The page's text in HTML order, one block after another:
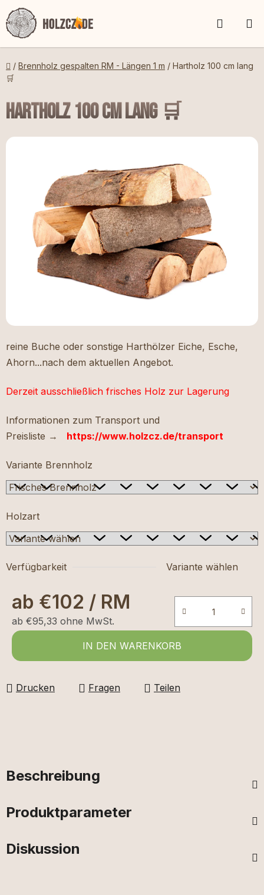
Zum
Inhalt
springen
Startseite
/ Brennholz gespalten RM - Längen 1 m / Hartholz 100 cm lang
🛒
reine Buche oder sonstige Harthölzer Eiche, Esche,
Ahorn...nach dem aktuellen Angebot.
Derzeit ausschließlich frisches Holz zur Lagerung
Informationen zum Transport und
Preisliste →
https://www.holzcz.de/transport
Variante Brennholz
Holzart
Verfügbarkeit Variante wählen
ab €102 / RM
ab €95,33 ohne MwSt.
Verkaufspreis:
IN DEN WARENKORB
Drucken Fragen Teilen
Hartholz 100 cm lang 🛒
Beschreibung
Produktparameter
Diskussion